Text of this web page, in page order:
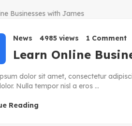
News 4985 views 1 Comment
Learn Online
dolor sit amet, consectetur
Nulla tempor nisl a eros ...
Reading